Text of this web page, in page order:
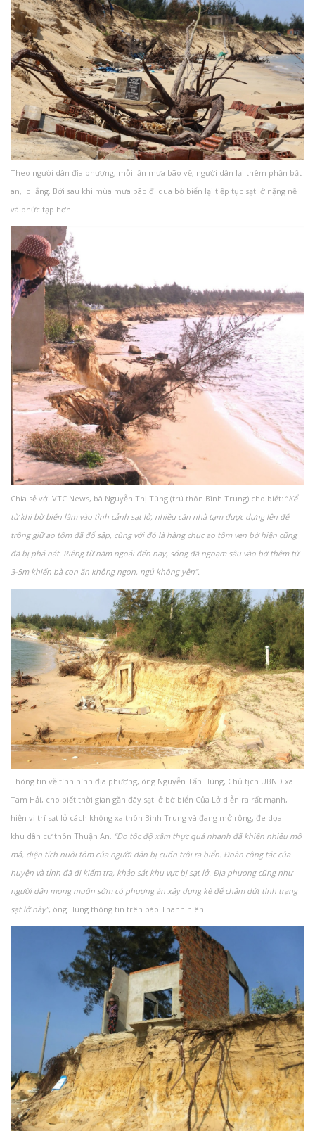
Theo người dân địa phương, mỗi lần mưa bão về, người dân lại thêm phần bất
an, lo lắng. Bởi sau khi mùa mưa bão đi qua bờ biển lại tiếp tục sạt lở nặng nề
và phức tạp hơn.
Chia sẻ với VTC News, bà Nguyễn Thị Tùng (trú thôn Bình Trung) cho biết: “Kể
từ khi bờ biển lâm vào tình cảnh sạt lở, nhiều căn nhà tạm được dựng lên để
trông giữ ao tôm đã đổ sập, cùng với đó là hàng chục ao tôm ven bờ hiện cũng
đã bị phá nát. Riêng từ năm ngoái đến nay, sóng đã ngoạm sâu vào bờ thêm từ
3-5m khiến bà con ăn không ngon, ngủ không yên”.
Thông tin về tình hình địa phương, ông Nguyễn Tấn Hùng, Chủ tịch UBND xã
Tam Hải, cho biết thời gian gần đây sạt lở bờ biển Cửa Lở diễn ra rất mạnh,
hiện vị trí sạt lở cách không xa thôn Bình Trung và đang mở rộng, đe dọa
khu dân cư thôn Thuận An. “Do tốc độ xâm thực quá nhanh đã khiến nhiều mồ
mả, diện tích nuôi tôm của người dân bị cuốn trôi ra biển. Đoàn công tác của
huyện và tỉnh đã đi kiểm tra, khảo sát khu vực bị sạt lở. Địa phương cũng như
người dân mong muốn sớm có phương án xây dựng kè để chấm dứt tình trạng
sạt lở này”, ông Hùng thông tin trên báo Thanh niên.